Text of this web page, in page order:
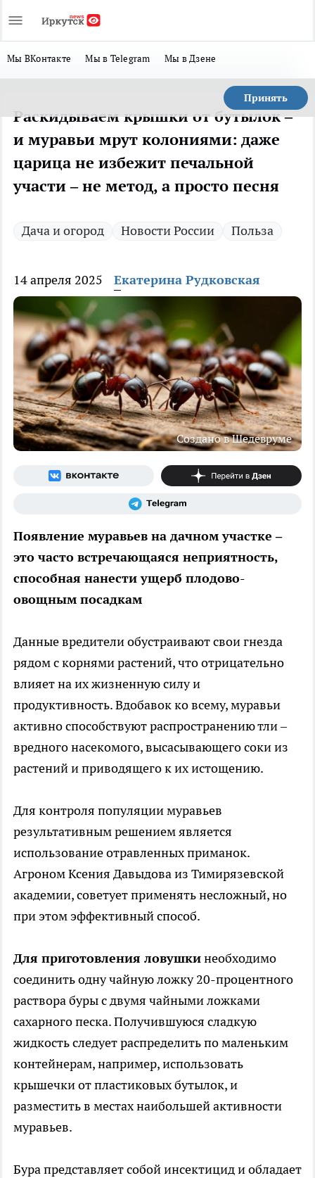
Мы ВКонтакте Мы в Telegram Мы в Дзене
Принять
Раскидываем крышки от бутылок –
и муравьи мрут колониями: даже
царица не избежит печальной
участи – не метод, а просто песня
Дача и огород Новости России Польза
14 апреля 2025 Екатерина Рудковская
Создано в Шедевруме
Появление муравьев на дачном участке –
это часто встречающаяся неприятность,
способная нанести ущерб плодово-
овощным посадкам
Данные вредители обустраивают свои гнезда
рядом с корнями растений, что отрицательно
влияет на их жизненную силу и
продуктивность. Вдобавок ко всему, муравьи
активно способствуют распространению тли –
вредного насекомого, высасывающего соки из
растений и приводящего к их истощению.
Для контроля популяции муравьев
результативным решением является
использование отравленных приманок.
Агроном Ксения Давыдова из Тимирязевской
академии, советует применять несложный, но
при этом эффективный способ.
Для приготовления ловушкинеобходимо
соединить одну чайную ложку 20-процентного
раствора буры с двумя чайными ложками
сахарного песка. Получившуюся сладкую
жидкость следует распределить по маленьким
контейнерам, например, использовать
крышечки от пластиковых бутылок, и
разместить в местах наибольшей активности
муравьев.
Бура представляет собой инсектицид и обладает